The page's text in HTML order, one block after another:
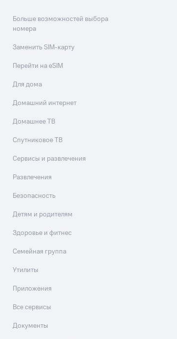
Больше возможностей выбора
номера
Заменить SIM-карту
Перейти на eSIM
Для дома
Домашний интернет
Домашнее ТВ
Спутниковое ТВ
Сервисы и развлечения
Развлечения
Безопасность
Детям и родителям
Здоровье и фитнес
Семейная группа
Утилиты
Приложения
Все сервисы
Документы